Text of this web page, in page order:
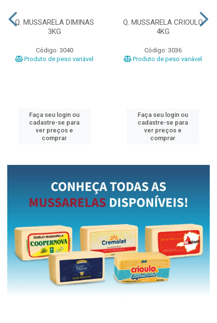
Q. MUSSARELA DIMINAS
3KG
Código: 3040
Produto de peso variável
Faça seu login ou
cadastre-se para
ver preços e
comprar
Q. MUSSARELA CRIOULO
4KG
Código: 3036
Produto de peso variável
Faça seu login ou
cadastre-se para
ver preços e
comprar